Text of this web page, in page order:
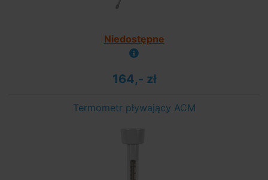
Niedostępne
164,- zł
Termometr pływający ACM